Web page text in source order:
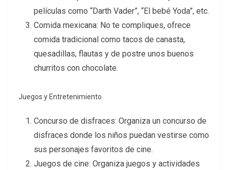
películas como “Darth Vader”, “El bebé Yoda”, etc.
Comida mexicana: No te compliques, ofrece
comida tradicional como tacos de canasta,
quesadillas, flautas y de postre unos buenos
churritos con chocolate.
Juegos y Entretenimiento
Concurso de disfraces: Organiza un concurso de
disfraces donde los niños puedan vestirse como
sus personajes favoritos de cine.
Juegos de cine: Organiza juegos y actividades